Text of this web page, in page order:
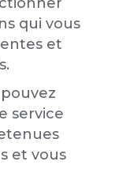
qui vous
et
service
et vous